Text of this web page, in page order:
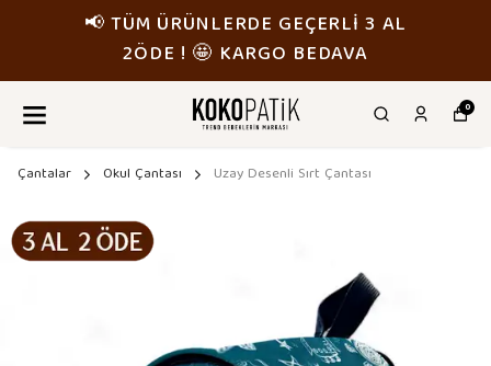
3 AL
📢 TÜM
2ÖDE ! 🤩
0
Çantalar Okul Çantası Uzay Desenli Sırt Çantası